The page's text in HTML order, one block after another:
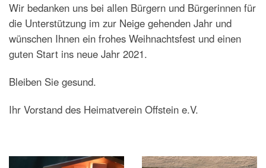
Wir bedanken uns bei allen Bürgern und Bürgerinnen für
die Unterstützung im zur Neige gehenden Jahr und
wünschen Ihnen ein frohes Weihnachtsfest und einen
guten Start ins neue Jahr 2021.
Bleiben Sie gesund.
Ihr Vorstand des Heimatverein Offstein e.V.